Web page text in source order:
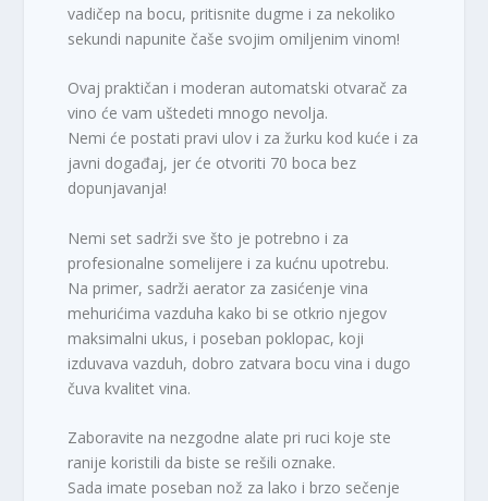
vadičep na bocu, pritisnite dugme i za nekoliko
sekundi napunite čaše svojim omiljenim vinom!
Ovaj praktičan i moderan automatski otvarač za
vino će vam uštedeti mnogo nevolja.
Nemi će postati pravi ulov i za žurku kod kuće i za
javni događaj, jer će otvoriti 70 boca bez
dopunjavanja!
Nemi set sadrži sve što je potrebno i za
profesionalne somelijere i za kućnu upotrebu.
Na primer, sadrži aerator za zasićenje vina
mehurićima vazduha kako bi se otkrio njegov
maksimalni ukus, i poseban poklopac, koji
izduvava vazduh, dobro zatvara bocu vina i dugo
čuva kvalitet vina.
Zaboravite na nezgodne alate pri ruci koje ste
ranije koristili da biste se rešili oznake.
Sada imate poseban nož za lako i brzo sečenje